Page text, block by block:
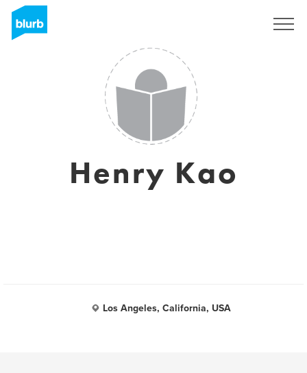
Henry Kao
Los Angeles, California, USA